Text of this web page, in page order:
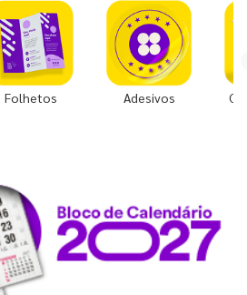
Folhetos Adesivos